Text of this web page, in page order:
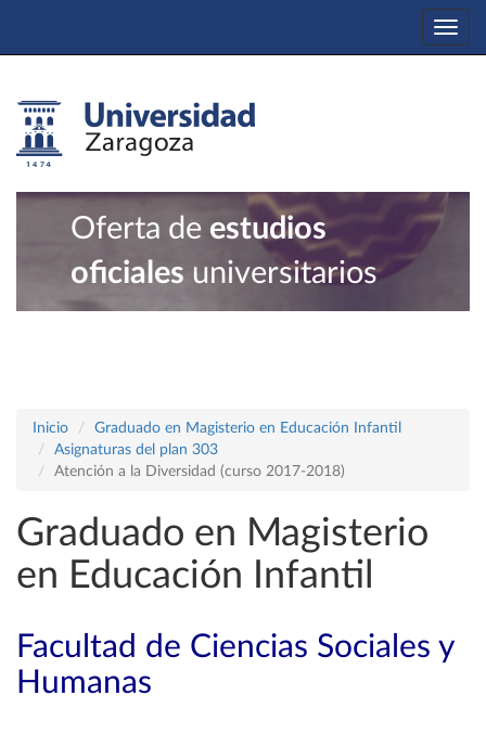
Oferta de estudios
oficiales universitarios
Inicio
Graduado en Magisterio en Educación Infantil
Asignaturas del plan 303
Atención a la Diversidad (curso 2017-2018)
Graduado en Magisterio
en Educación Infantil
Facultad de Ciencias Sociales y
Humanas